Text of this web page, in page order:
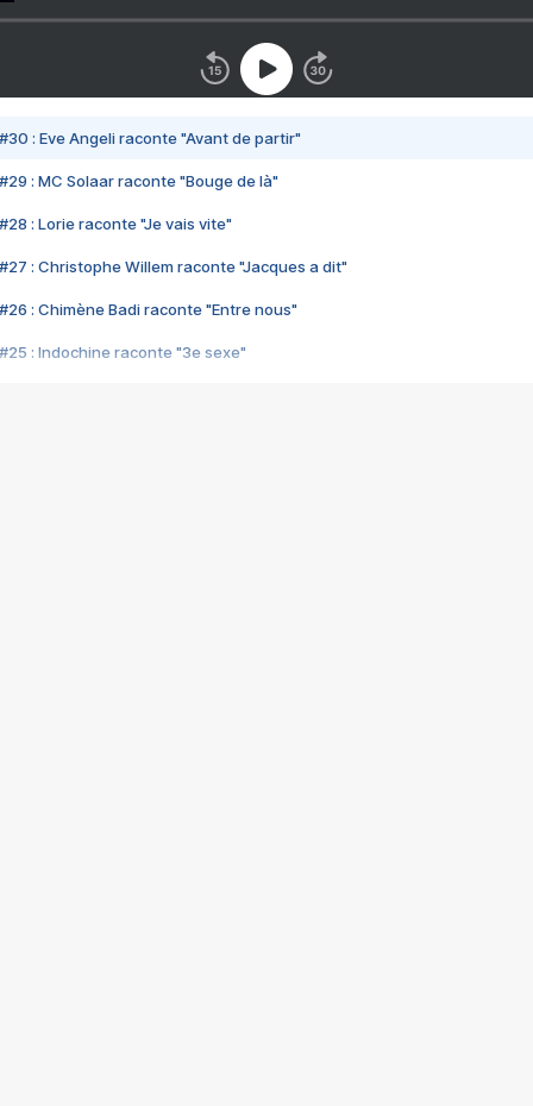
#30 : Eve Angeli raconte "Avant de partir"
#29 : MC Solaar raconte "Bouge de là"
#28 : Lorie raconte "Je vais vite"
#27 : Christophe Willem raconte "Jacques a dit"
#26 : Chimène Badi raconte "Entre nous"
#25 : Indochine raconte "3e sexe"